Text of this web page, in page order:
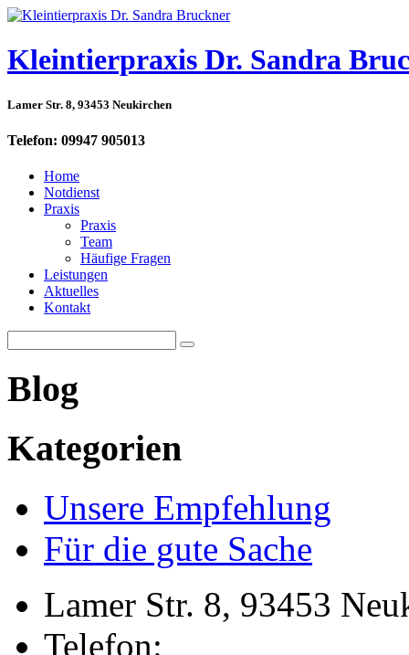
Kleintierpraxis Dr. Sandra
Lamer Str. 8, 93453 Neukirchen
Telefon: 09947 905013
Home
Notdienst
Praxis
Praxis
Team
Häufige Fragen
Leistungen
Aktuelles
Kontakt
Blog
Kategorien
Unsere Empfehlung
Für die gute Sache
Lamer Str. 8, 93453
Telefon: